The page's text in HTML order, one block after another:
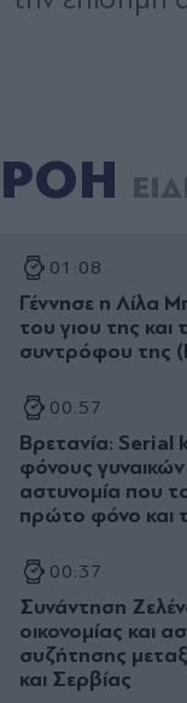
ΡΟΗ
01:08
Γέννησε η Λίλα
του γιου της και
συντρόφου της
00:57
Βρετανία: Serial
φόνους
αστυνομία που
πρώτο φόνο και
00:37
Συνάντηση
οικονομίας και
συζήτησης
και Σερβίας